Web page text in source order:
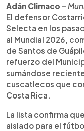
Adán Climaco –
El defensor
Selecta en los
al Mundial 2026,
de Santos de
refuerzo del
sumándose
cuscatlecos que
Costa Rica.
La lista confirma
aislado para el